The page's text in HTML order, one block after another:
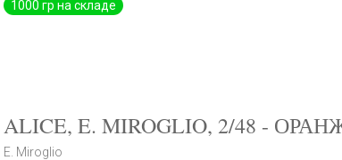
ALICE, E. MIROGLIO, 2/48 -
E. Miroglio